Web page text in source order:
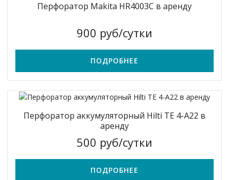
Перфоратор Makita HR4003C в аренду
900 руб/сутки
ПОДРОБНЕЕ
Перфоратор аккумуляторный Hilti TE 4-A22 в
аренду
500 руб/сутки
ПОДРОБНЕЕ